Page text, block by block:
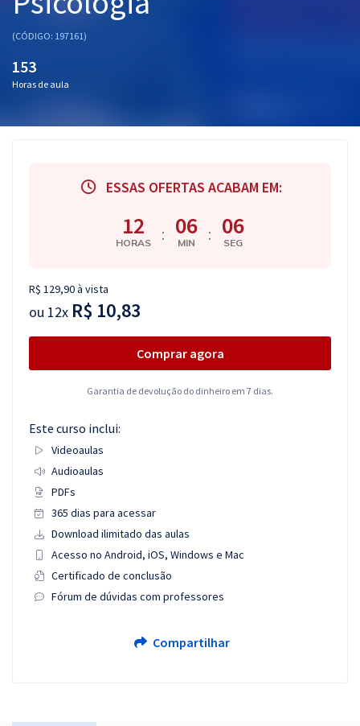
Pós
OAB
Atendimento
(CÓDIGO: 197161)
153
Horas de aula
ESSAS OFERTAS ACABAM EM:
12
HORAS : 06
MIN : 06
SEG
R$ 129,90 à vista
ou 12x R$ 10,83
Comprar agora
Garantia de devolução do dinheiro em 7 dias.
Este curso inclui:
Videoaulas
Audioaulas
PDFs
365 dias para acessar
Download ilimitado das aulas
Acesso no Android, iOS, Windows e Mac
Certificado de conclusão
Fórum de dúvidas com professores
Compartilhar